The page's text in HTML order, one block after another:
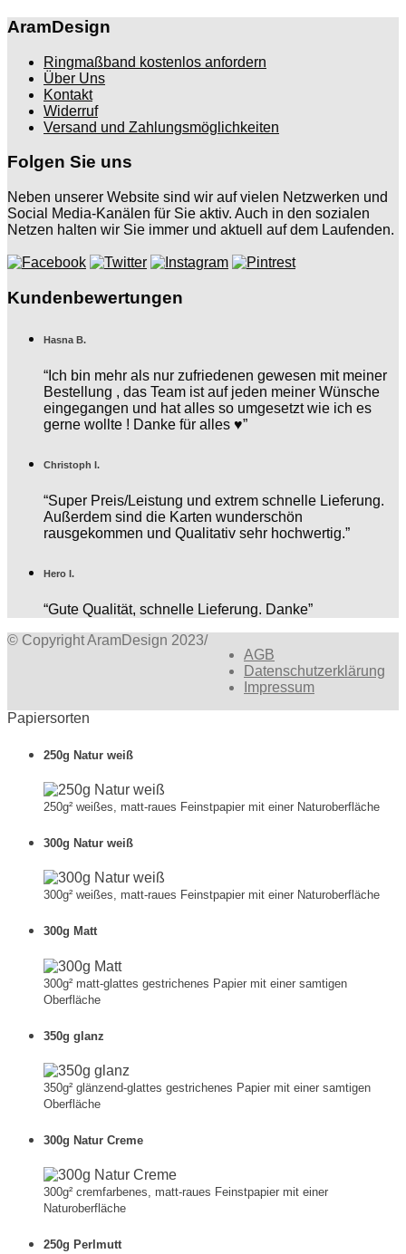
AramDesign
Ringmaßband kostenlos anfordern
Über Uns
Kontakt
Widerruf
Versand und Zahlungsmöglichkeiten
Folgen Sie uns
Neben unserer Website sind wir auf vielen Netzwerken und
Social Media-Kanälen für Sie aktiv. Auch in den sozialen
Netzen halten wir Sie immer und aktuell auf dem Laufenden.
Kundenbewertungen
Hasna B.
“Ich bin mehr als nur zufriedenen gewesen mit meiner
Bestellung , das Team ist auf jeden meiner Wünsche
eingegangen und hat alles so umgesetzt wie ich es
gerne wollte ! Danke für alles ♥️”
Christoph I.
“Super Preis/Leistung und extrem schnelle Lieferung.
Außerdem sind die Karten wunderschön
rausgekommen und Qualitativ sehr hochwertig.”
Hero I.
“Gute Qualität, schnelle Lieferung. Danke”
© Copyright AramDesign 2023/
AGB
Datenschutzerklärung
Impressum
Papiersorten
250g Natur weiß
250g² weißes, matt-raues Feinstpapier mit einer Naturoberfläche
300g Natur weiß
300g² weißes, matt-raues Feinstpapier mit einer Naturoberfläche
300g Matt
300g² matt-glattes gestrichenes Papier mit einer samtigen
Oberfläche
350g glanz
350g² glänzend-glattes gestrichenes Papier mit einer samtigen
Oberfläche
300g Natur Creme
300g² cremfarbenes, matt-raues Feinstpapier mit einer
Naturoberfläche
250g Perlmutt